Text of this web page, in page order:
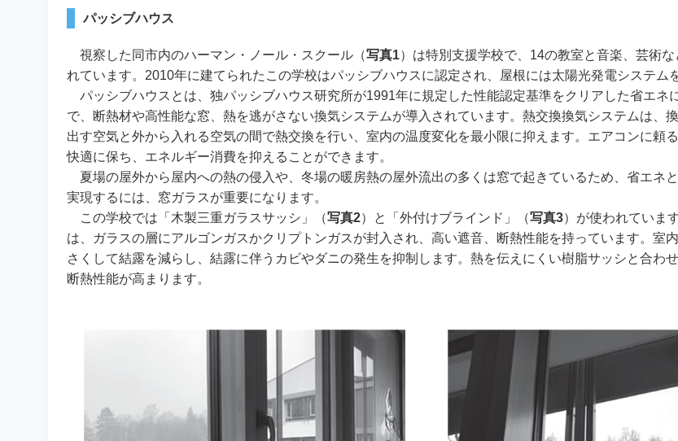
パッシブハウス
視察した同市内のハーマン・ノール・スクール（写真1）は特別支援学校で、14の教室と音楽、芸術
れています。2010年に建てられたこの学校はパッシブハウスに認定され、屋根には太陽光発電システム
パッシブハウスとは、独パッシブハウス研究所が1991年に規定した性能認定基準をクリアした省エネ
で、断熱材や高性能な窓、熱を逃がさない換気システムが導入されています。熱交換換気システムは、
出す空気と外から入れる空気の間で熱交換を行い、室内の温度変化を最小限に抑えます。エアコンに頼
快適に保ち、エネルギー消費を抑えることができます。
夏場の屋外から屋内への熱の侵入や、冬場の暖房熱の屋外流出の多くは窓で起きているため、省エネ
実現するには、窓ガラスが重要になります。
この学校では「木製三重ガラスサッシ」（写真2）と「外付けブラインド」（写真3）が使われていま
は、ガラスの層にアルゴンガスかクリプトンガスが封入され、高い遮音、断熱性能を持っています。室
さくして結露を減らし、結露に伴うカビやダニの発生を抑制します。熱を伝えにくい樹脂サッシと合わ
断熱性能が高まります。